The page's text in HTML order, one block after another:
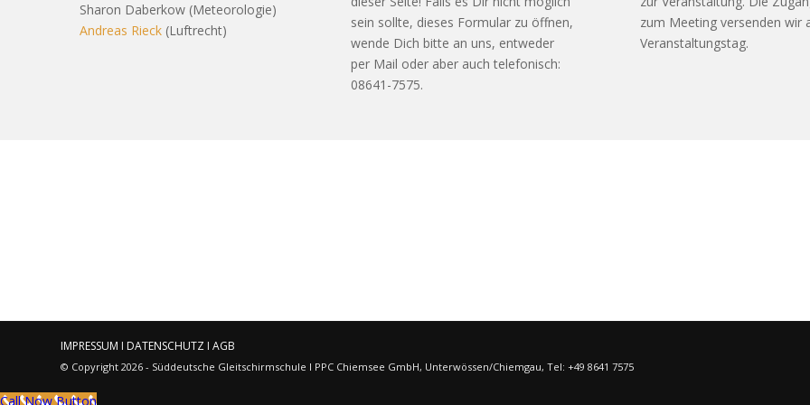
Sharon Daberkow (Meteorologie)
Andreas Rieck (Luftrecht)
sein sollte, dieses Formular zu öffnen,
wende Dich bitte an uns, entweder
per Mail oder aber auch telefonisch:
08641-7575.
zum Meeting versenden wir
Veranstaltungstag.
IMPRESSUM I DATENSCHUTZ I AGB
© Copyright 2026 - Süddeutsche Gleitschirmschule I PPC Chiemsee GmbH, Unterwössen/Chiemgau, Tel: +49 8641 7575
Call Now Button